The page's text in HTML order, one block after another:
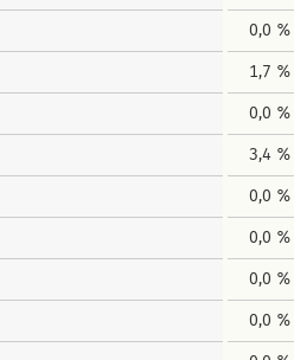
0,0 %
1,7 %
0,0 %
3,4 %
0,0 %
0,0 %
0,0 %
0,0 %